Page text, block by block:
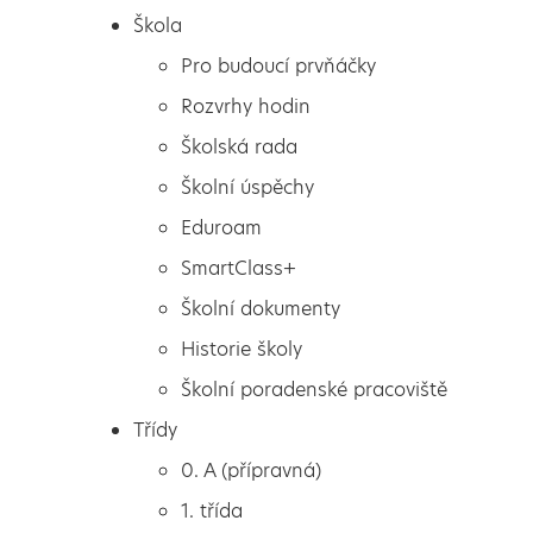
Pro budoucí prvňáčky
Rozvrhy hodin
Školská rada
Škola
Pro budoucí prvňáčky
Rozvrhy hodin
Školská rada
Školní úspěchy
Eduroam
SmartClass+
Školní dokumenty
Historie školy
Školní poradenské pracoviště
Třídy
0. A (přípravná)
1. třída
O princezně, která
ráčkovala